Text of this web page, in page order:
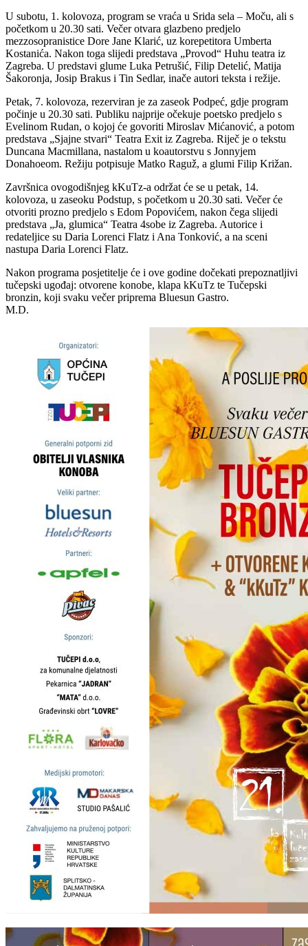
U subotu, 1. kolovoza, program se vraća u Srida sela – Moču, ali s
početkom u 20.30 sati. Večer otvara glazbeno predjelo
mezzosopranistice Dore Jane Klarić, uz korepetitora Umberta
Kostanića. Nakon toga slijedi predstava „Provod“ Huhu teatra iz
Zagreba. U predstavi glume Luka Petrušić, Filip Detelić, Matija
Šakoronja, Josip Brakus i Tin Sedlar, inače autori teksta i režije.
Petak, 7. kolovoza, rezerviran je za zaseok Podpeć, gdje program
počinje u 20.30 sati. Publiku najprije očekuje poetsko predjelo s
Evelinom Rudan, o kojoj će govoriti Miroslav Mićanović, a potom
predstava „Sjajne stvari“ Teatra Exit iz Zagreba. Riječ je o tekstu
Duncana Macmillana, nastalom u koautorstvu s Jonnyjem
Donahoeom. Režiju potpisuje Matko Raguž, a glumi Filip Križan.
Završnica ovogodišnjeg kKuTz-a održat će se u petak, 14.
kolovoza, u zaseoku Podstup, s početkom u 20.30 sati. Večer će
otvoriti prozno predjelo s Edom Popovićem, nakon čega slijedi
predstava „Ja, glumica“ Teatra 4sobe iz Zagreba. Autorice i
redateljice su Daria Lorenci Flatz i Ana Tonković, a na sceni
nastupa Daria Lorenci Flatz.
Nakon programa posjetitelje će i ove godine dočekati prepoznatljivi
tučepski ugođaj: otvorene konobe, klapa kKuTz te Tučepski
bronzin, koji svaku večer priprema Bluesun Gastro.
M.D.